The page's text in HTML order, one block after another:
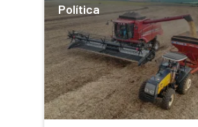
Política